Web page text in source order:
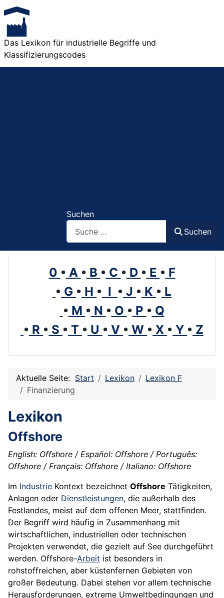
Das Lexikon für industrielle Begriffe und
Klassifizierungscodes
Suchen
Suchen
0 • A • B • C • D • E • F
• G • H • I • J • K • L
• M • N • O • P • Q
• R • S • T • U • V • W • X • Y • Z
Aktuelle Seite: Start Lexikon
Lexikon F
Finanzierung
Lexikon
Offshore
English: Offshore / Español: Offshore / Português:
Offshore / Français: Offshore / Italiano: Offshore
Im Industrie Kontext bezeichnet Offshore Tätigkeiten,
Anlagen oder Dienstleistungen, die außerhalb des
Festlandes, meist auf dem offenen Meer, stattfinden.
Der Begriff wird häufig in Zusammenhang mit
wirtschaftlichen, industriellen oder technischen
Projekten verwendet, die gezielt auf See durchgeführt
werden. Offshore-Arbeit ist besonders in
rohstoffreichen, aber küstenfernen Gebieten von
großer Bedeutung. Dabei stehen vor allem technische
Herausforderungen, extreme Umweltbedingungen und